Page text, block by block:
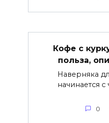
Кофе с
польза,
Наверняка
начинается
0